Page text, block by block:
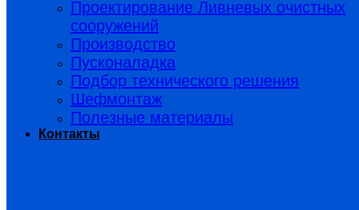
Проектирование Ливневых очистных
сооружений
Производство
Пусконаладка
Подбор технического решения
Шефмонтаж
Полезные материалы
Контакты